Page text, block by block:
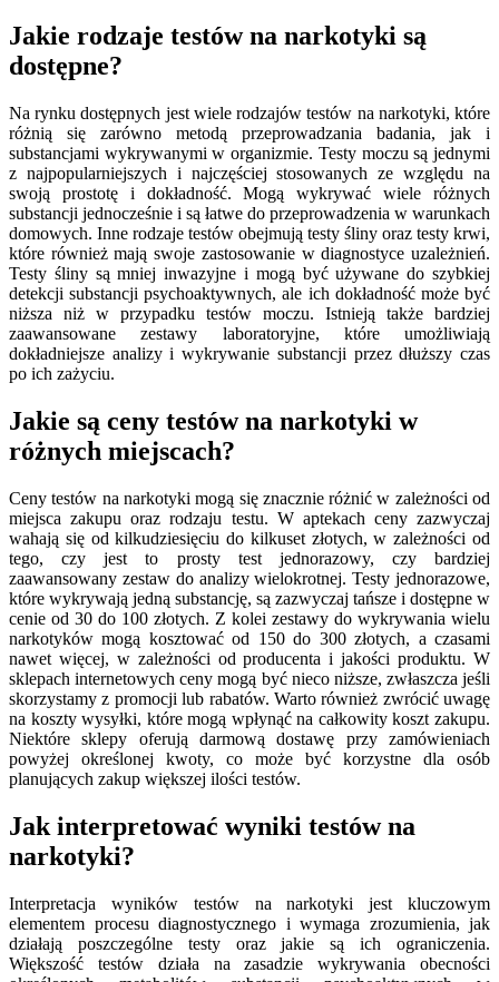
Jakie rodzaje testów na narkotyki są
dostępne?
Na rynku dostępnych jest wiele rodzajów testów na narkotyki, które
różnią się zarówno metodą przeprowadzania badania, jak i
substancjami wykrywanymi w organizmie. Testy moczu są jednymi
z najpopularniejszych i najczęściej stosowanych ze względu na
swoją prostotę i dokładność. Mogą wykrywać wiele różnych
substancji jednocześnie i są łatwe do przeprowadzenia w warunkach
domowych. Inne rodzaje testów obejmują testy śliny oraz testy krwi,
które również mają swoje zastosowanie w diagnostyce uzależnień.
Testy śliny są mniej inwazyjne i mogą być używane do szybkiej
detekcji substancji psychoaktywnych, ale ich dokładność może być
niższa niż w przypadku testów moczu. Istnieją także bardziej
zaawansowane zestawy laboratoryjne, które umożliwiają
dokładniejsze analizy i wykrywanie substancji przez dłuższy czas
po ich zażyciu.
Jakie są ceny testów na narkotyki w
różnych miejscach?
Ceny testów na narkotyki mogą się znacznie różnić w zależności od
miejsca zakupu oraz rodzaju testu. W aptekach ceny zazwyczaj
wahają się od kilkudziesięciu do kilkuset złotych, w zależności od
tego, czy jest to prosty test jednorazowy, czy bardziej
zaawansowany zestaw do analizy wielokrotnej. Testy jednorazowe,
które wykrywają jedną substancję, są zazwyczaj tańsze i dostępne w
cenie od 30 do 100 złotych. Z kolei zestawy do wykrywania wielu
narkotyków mogą kosztować od 150 do 300 złotych, a czasami
nawet więcej, w zależności od producenta i jakości produktu. W
sklepach internetowych ceny mogą być nieco niższe, zwłaszcza jeśli
skorzystamy z promocji lub rabatów. Warto również zwrócić uwagę
na koszty wysyłki, które mogą wpłynąć na całkowity koszt zakupu.
Niektóre sklepy oferują darmową dostawę przy zamówieniach
powyżej określonej kwoty, co może być korzystne dla osób
planujących zakup większej ilości testów.
Jak interpretować wyniki testów na
narkotyki?
Interpretacja wyników testów na narkotyki jest kluczowym
elementem procesu diagnostycznego i wymaga zrozumienia, jak
działają poszczególne testy oraz jakie są ich ograniczenia.
Większość testów działa na zasadzie wykrywania obecności